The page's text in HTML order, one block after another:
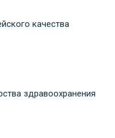
качества
здравоохранения